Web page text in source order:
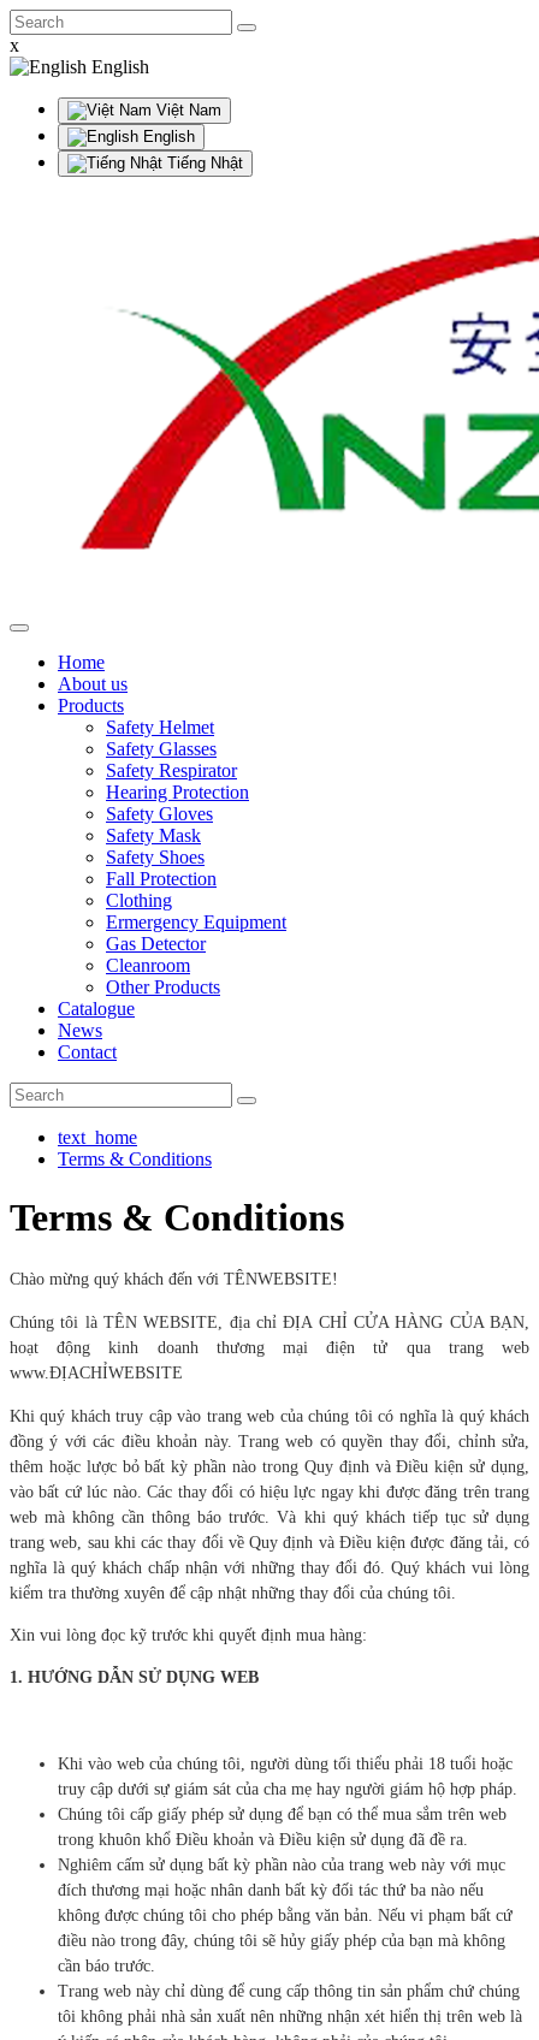
x
English
Việt Nam
English
Tiếng Nhật
Home
About us
Products
Safety Helmet
Safety Glasses
Safety Respirator
Hearing Protection
Safety Gloves
Safety Mask
Safety Shoes
Fall Protection
Clothing
Ermergency Equipment
Gas Detector
Cleanroom
Other Products
Catalogue
News
Contact
text_home
Terms & Conditions
Terms & Conditions
Chào mừng quý khách đến với TÊNWEBSITE!
Chúng tôi là TÊN WEBSITE, địa chỉ ĐỊA CHỈ CỬA HÀNG CỦA BẠN,
hoạt động kinh doanh thương mại điện tử qua trang web
www.ĐỊACHỈWEBSITE
Khi quý khách truy cập vào trang web của chúng tôi có nghĩa là quý khách
đồng ý với các điều khoản này. Trang web có quyền thay đổi, chỉnh sửa,
thêm hoặc lược bỏ bất kỳ phần nào trong Quy định và Điều kiện sử dụng,
vào bất cứ lúc nào. Các thay đổi có hiệu lực ngay khi được đăng trên trang
web mà không cần thông báo trước. Và khi quý khách tiếp tục sử dụng
trang web, sau khi các thay đổi về Quy định và Điều kiện được đăng tải, có
nghĩa là quý khách chấp nhận với những thay đổi đó. Quý khách vui lòng
kiểm tra thường xuyên để cập nhật những thay đổi của chúng tôi.
Xin vui lòng đọc kỹ trước khi quyết định mua hàng:
1. HƯỚNG DẪN SỬ DỤNG WEB
Khi vào web của chúng tôi, người dùng tối thiểu phải 18 tuổi hoặc
truy cập dưới sự giám sát của cha mẹ hay người giám hộ hợp pháp.
Chúng tôi cấp giấy phép sử dụng để bạn có thể mua sắm trên web
trong khuôn khổ Điều khoản và Điều kiện sử dụng đã đề ra.
Nghiêm cấm sử dụng bất kỳ phần nào của trang web này với mục
đích thương mại hoặc nhân danh bất kỳ đối tác thứ ba nào nếu
không được chúng tôi cho phép bằng văn bản. Nếu vi phạm bất cứ
điều nào trong đây, chúng tôi sẽ hủy giấy phép của bạn mà không
cần báo trước.
Trang web này chỉ dùng để cung cấp thông tin sản phẩm chứ chúng
tôi không phải nhà sản xuất nên những nhận xét hiển thị trên web là